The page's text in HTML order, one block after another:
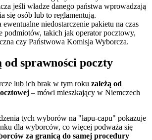
jeśli władze danego państwa wprowadzają
się osób lub to reglamentują.
niedostarczenie pakietu na czas
podmiotów, takich jak operator pocztowy,
czy Państwowa Komisja Wyborcza.
od sprawności poczty
lub ich brak w tym roku zależą od
– mówi mieszkający w Niemczech
tych wyborów na "łapu-capu" pokazuje
dla wyborców, co więcej podważa się
za granicą do samej procedury